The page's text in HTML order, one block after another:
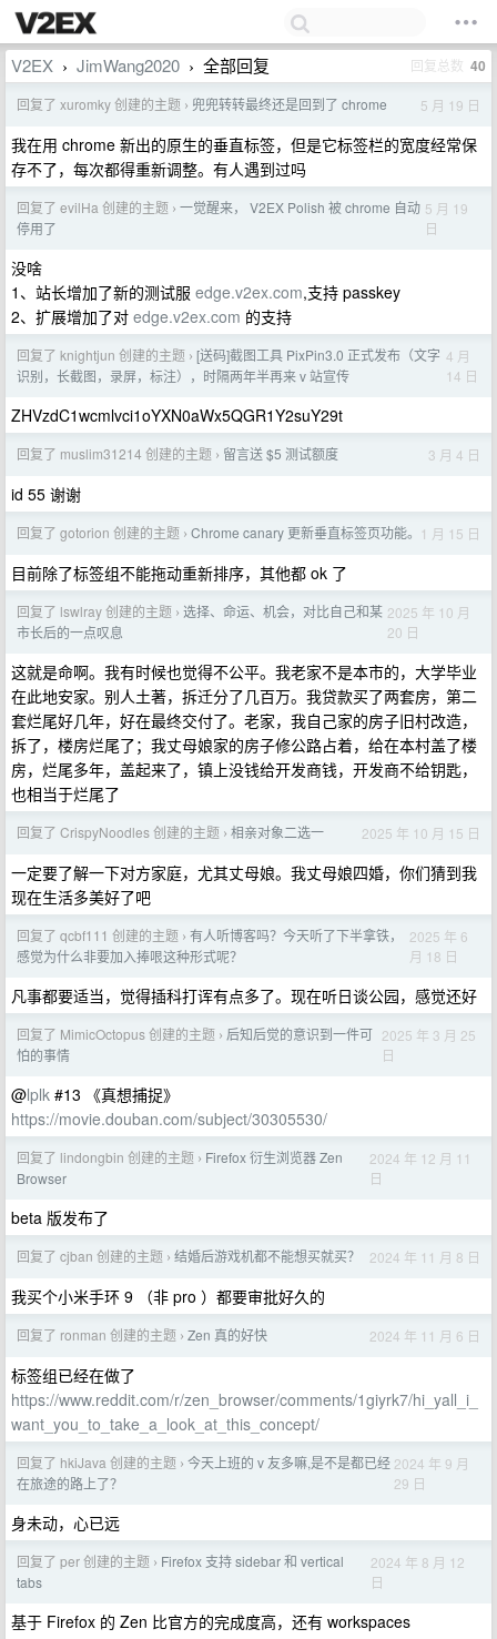
V2EX › JimWang2020 › 全部回复 回复总数 40
回复了 xuromky 创建的主题 › 兜兜转转最终还是回到了 chrome 5 月 19 日
我在用 chrome 新出的原生的垂直标签，但是它标签栏的宽度经常保
存不了，每次都得重新调整。有人遇到过吗
回复了 evilHa 创建的主题 › 一觉醒来， V2EX Polish 被 chrome 自动
停用了
5 月 19
日
没啥
1、站长增加了新的测试服 edge.v2ex.com,支持 passkey
2、扩展增加了对 edge.v2ex.com 的支持
回复了 knightjun 创建的主题 › [送码]截图工具 PixPin3.0 正式发布（文字
识别，长截图，录屏，标注），时隔两年半再来 v 站宣传
4 月
14 日
ZHVzdC1wcmlvci1oYXN0aWx5QGR1Y2suY29t
回复了 muslim31214 创建的主题 › 留言送 $5 测试额度 3 月 4 日
id 55 谢谢
回复了 gotorion 创建的主题 › Chrome canary 更新垂直标签页功能。 1 月 15 日
目前除了标签组不能拖动重新排序，其他都 ok 了
回复了 lswlray 创建的主题 › 选择、命运、机会，对比自己和某
市长后的一点叹息
2025 年 10 月
20 日
这就是命啊。我有时候也觉得不公平。我老家不是本市的，大学毕业
在此地安家。别人土著，拆迁分了几百万。我贷款买了两套房，第二
套烂尾好几年，好在最终交付了。老家，我自己家的房子旧村改造，
拆了，楼房烂尾了；我丈母娘家的房子修公路占着，给在本村盖了楼
房，烂尾多年，盖起来了，镇上没钱给开发商钱，开发商不给钥匙，
也相当于烂尾了
回复了 CrispyNoodles 创建的主题 › 相亲对象二选一 2025 年 10 月 15 日
一定要了解一下对方家庭，尤其丈母娘。我丈母娘四婚，你们猜到我
现在生活多美好了吧
回复了 qcbf111 创建的主题 › 有人听博客吗？今天听了下半拿铁，
感觉为什么非要加入捧哏这种形式呢？
2025 年 6
月 18 日
凡事都要适当，觉得插科打诨有点多了。现在听日谈公园，感觉还好
回复了 MimicOctopus 创建的主题 › 后知后觉的意识到一件可
怕的事情
2025 年 3 月 25
日
@lplk #13 《真想捕捉》
https://movie.douban.com/subject/30305530/
回复了 lindongbin 创建的主题 › Firefox 衍生浏览器 Zen
Browser
2024 年 12 月 11
日
beta 版发布了
回复了 cjban 创建的主题 › 结婚后游戏机都不能想买就买？ 2024 年 11 月 8 日
我买个小米手环 9 （非 pro ）都要审批好久的
回复了 ronman 创建的主题 › Zen 真的好快 2024 年 11 月 6 日
标签组已经在做了
https://www.reddit.com/r/zen_browser/comments/1giyrk7/hi_yall_i_
want_you_to_take_a_look_at_this_concept/
回复了 hkiJava 创建的主题 › 今天上班的 v 友多嘛,是不是都已经
在旅途的路上了？
2024 年 9 月
29 日
身未动，心已远
回复了 per 创建的主题 › Firefox 支持 sidebar 和 vertical
tabs
2024 年 8 月 12
日
基于 Firefox 的 Zen 比官方的完成度高，还有 workspaces